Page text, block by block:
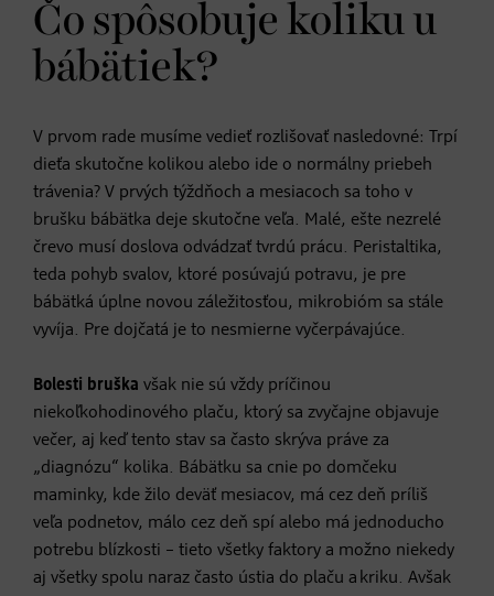
Čo spôsobuje koliku u
bábätiek?
V prvom rade musíme vedieť rozlišovať nasledovné: Trpí
dieťa skutočne kolikou alebo ide o normálny priebeh
trávenia? V prvých týždňoch a mesiacoch sa toho v
brušku bábätka deje skutočne veľa. Malé, ešte nezrelé
črevo musí doslova odvádzať tvrdú prácu. Peristaltika,
teda pohyb svalov, ktoré posúvajú potravu, je pre
bábätká úplne novou záležitosťou, mikrobióm sa stále
vyvíja. Pre dojčatá je to nesmierne vyčerpávajúce.
Bolesti bruška však nie sú vždy príčinou
niekoľkohodinového plaču, ktorý sa zvyčajne objavuje
večer, aj keď tento stav sa často skrýva práve za
„diagnózu“ kolika. Bábätku sa cnie po domčeku
maminky, kde žilo deväť mesiacov, má cez deň príliš
veľa podnetov, málo cez deň spí alebo má jednoducho
potrebu blízkosti – tieto všetky faktory a možno niekedy
aj všetky spolu naraz často ústia do plaču a kriku. Avšak